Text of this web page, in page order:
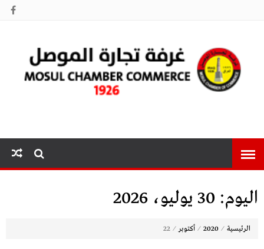
الموصل
اليوم: 30 يوليو، 2026
الرئيسية ⁄
2020
⁄ أكتوبر ⁄
22